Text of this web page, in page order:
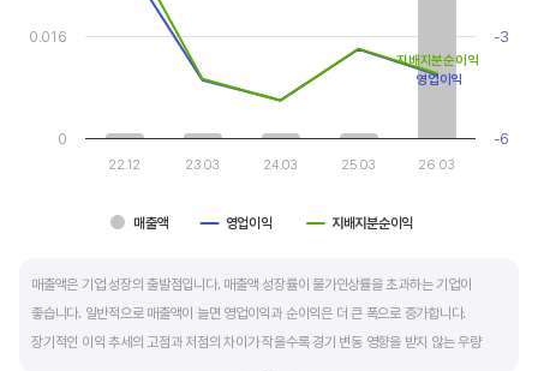
매출액 영업이익 지배지분순이익
22.12 23.03 24.03 25.03 26.03
0
0.016
-6
-3
영업이익
지배지분순이익
매출액은 기업 성장의 출발점입니다. 매출액 성장률이 물가인상률을 초과하는 기업이
좋습니다. 일반적으로 매출액이 늘면 영업이익과 순이익은 더 큰 폭으로 증가합니다.
장기적인 이익 추세의 고점과 저점의 차이가 작을수록 경기 변동 영향을 받지 않는 우량